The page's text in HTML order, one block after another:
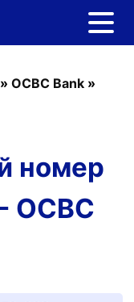
» OCBC Bank »
номер
OCBC